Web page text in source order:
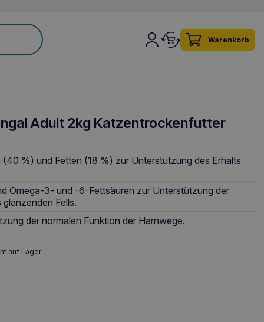
Warenkorb
Adult 2kg Katzentrockenfutter
%) und Fetten (18 %) zur Unterstützung des Erhalts
Omega-3- und -6-Fettsäuren zur Unterstützung der
Fells.
der normalen Funktion der Harnwege.
auf Lager